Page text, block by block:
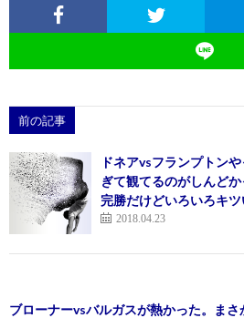
前の記事
ドネアvsフランプトン
ぎて観てるのがしんど
完勝だけどいろいろキツ
2018.04.23
ブローナーvsバルガスが熱かった。まさ